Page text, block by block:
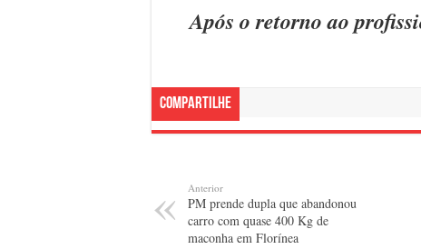
Após o retorno ao
Compartilhe
Anterior
PM prende dupla que abandonou
carro com quase 400 Kg de
maconha em Florínea